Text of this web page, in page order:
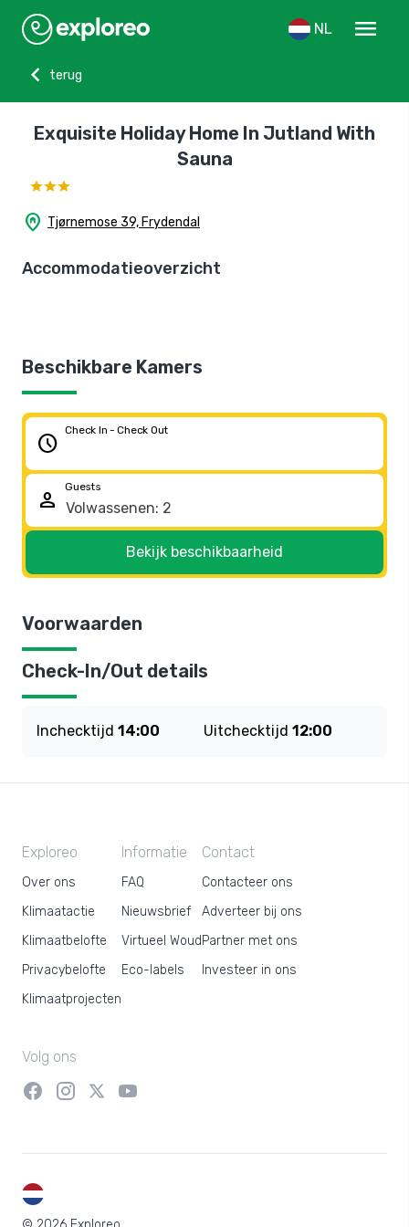
NL
menu
chevron_left
terug
Exquisite Holiday Home In Jutland With
Sauna
home_pin Tjørnemose 39, Frydendal
Accommodatieoverzicht
Beschikbare Kamers
schedule
Check In - Check Out
person
Guests
Bekijk beschikbaarheid
Voorwaarden
Check-In/Out details
Inchecktijd 14:00 Uitchecktijd 12:00
Exploreo
Over ons
Klimaatactie
Klimaatbelofte
Privacybelofte
Klimaatprojecten
Informatie
FAQ
Nieuwsbrief
Virtueel Woud
Eco-labels
Contact
Contacteer ons
Adverteer bij ons
Partner met ons
Investeer in ons
Volg ons